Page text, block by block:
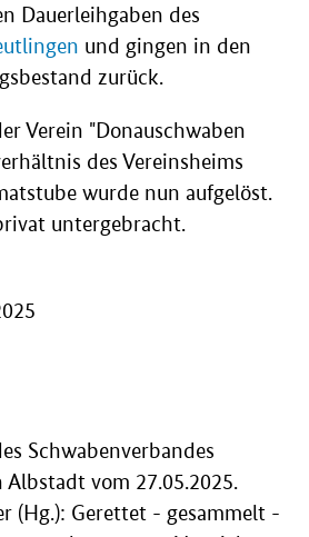
Dauerleihgaben des
und gingen in den
zurück.
Verein "Donauschwaben
des Vereinsheims
wurde nun aufgelöst.
untergebracht.
Schwabenverbandes
Albstadt vom 27.05.2025.
(Hg.): Gerettet - gesammelt -